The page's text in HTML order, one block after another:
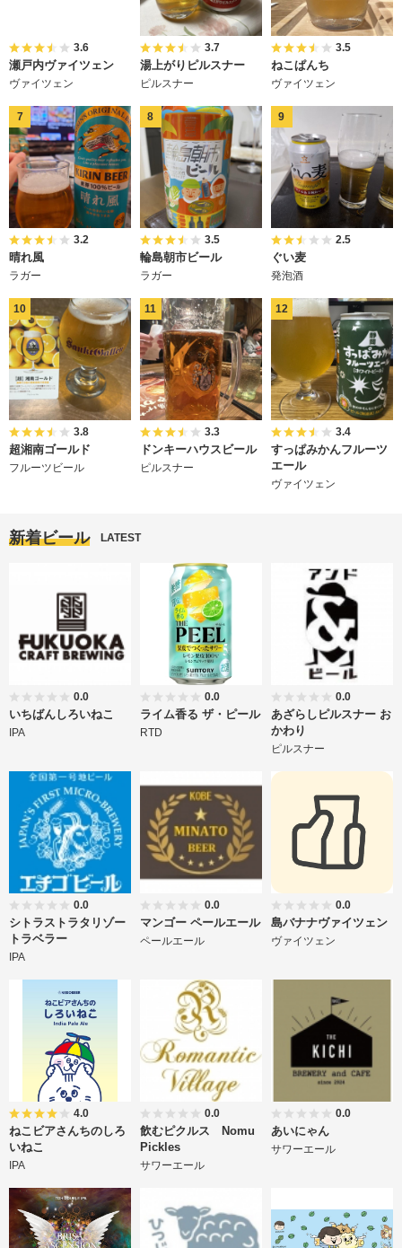
3.6
瀬戸内ヴァイツェン
ヴァイツェン
3.7
湯上がりピルスナー
ピルスナー
3.5
ねこぱんち
ヴァイツェン
3.2
晴れ風
ラガー
3.5
輪島朝市ビール
ラガー
2.5
ぐい麦
発泡酒
3.8
超湘南ゴールド
フルーツビール
3.3
ドンキーハウスビール
ピルスナー
3.4
すっぱみかんフルーツ
エール
ヴァイツェン
新着ビール LATEST
0.0
いちばんしろいねこ
IPA
0.0
ライム香る ザ・ピール
RTD
0.0
あざらしピルスナー お
かわり
ピルスナー
0.0
シトラストラタリゾー
トラベラー
IPA
0.0
マンゴー ペールエール
ペールエール
0.0
島バナナヴァイツェン
ヴァイツェン
4.0
ねこビアさんちのしろ
いねこ
IPA
0.0
飲むピクルス Nomu
Pickles
サワーエール
0.0
あいにゃん
サワーエール